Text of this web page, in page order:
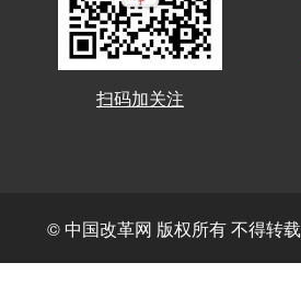
扫码加关注
© 中国改革网 版权所有 不得转载